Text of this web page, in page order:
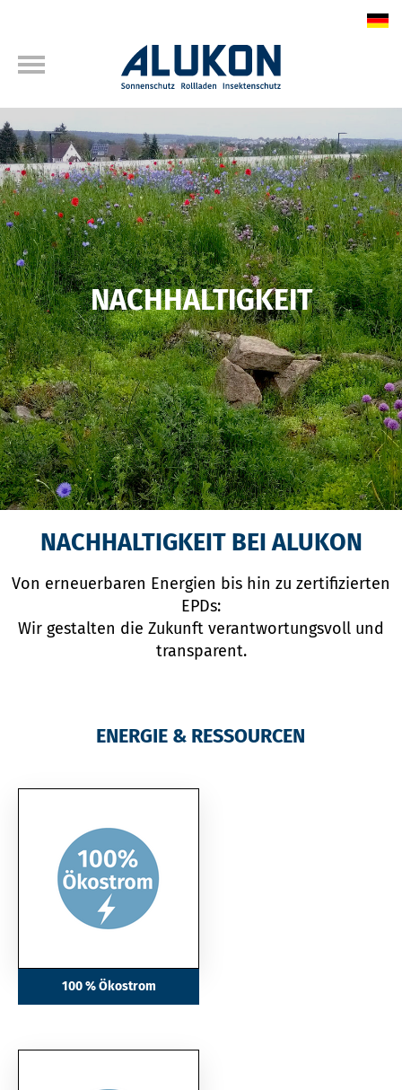
NACHHALTIGKEIT
NACHHALTIGKEIT BEI ALUKON
Von erneuerbaren Energien bis hin zu zertifizierten
EPDs:
Wir gestalten die Zukunft verantwortungsvoll und
transparent.
ENERGIE & RESSOURCEN
100 % Ökostrom